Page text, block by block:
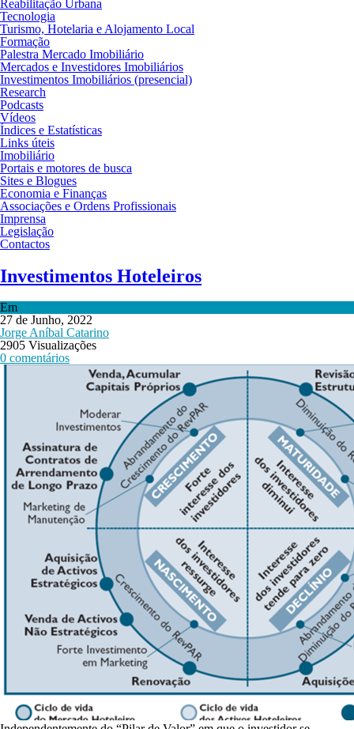
Reabilitação Urbana
Tecnologia
Turismo, Hotelaria e Alojamento Local
Formação
Palestra Mercado Imobiliário
Mercados e Investidores Imobiliários
Investimentos Imobiliários (presencial)
Research
Podcasts
Vídeos
Índices e Estatísticas
Links úteis
Imobiliário
Portais e motores de busca
Sites e Blogues
Economia e Finanças
Associações e Ordens Profissionais
Imprensa
Legislação
Contactos
Investimentos Hoteleiros
Em
27 de Junho, 2022
Jorge Aníbal Catarino
2905 Visualizações
0 comentários